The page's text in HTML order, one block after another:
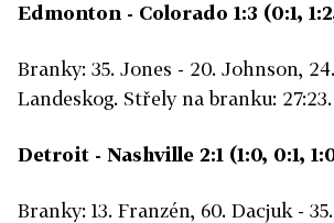
Edmonton - Colorado 1:3 (0:1,
Branky: 35. Jones - 20. Johnson,
Landeskog. Střely na branku:
Detroit - Nashville 2:1 (1:0, 0:1,
Branky: 13. Franzén, 60. Dacjuk -